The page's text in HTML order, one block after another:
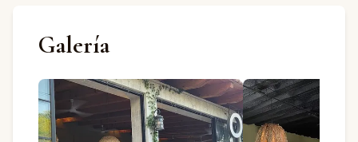
Galería